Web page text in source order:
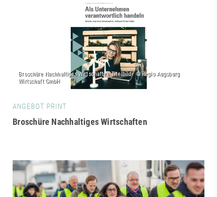
ANGEBOT PRINT
Broschüre Nachhaltiges Wirtschaften